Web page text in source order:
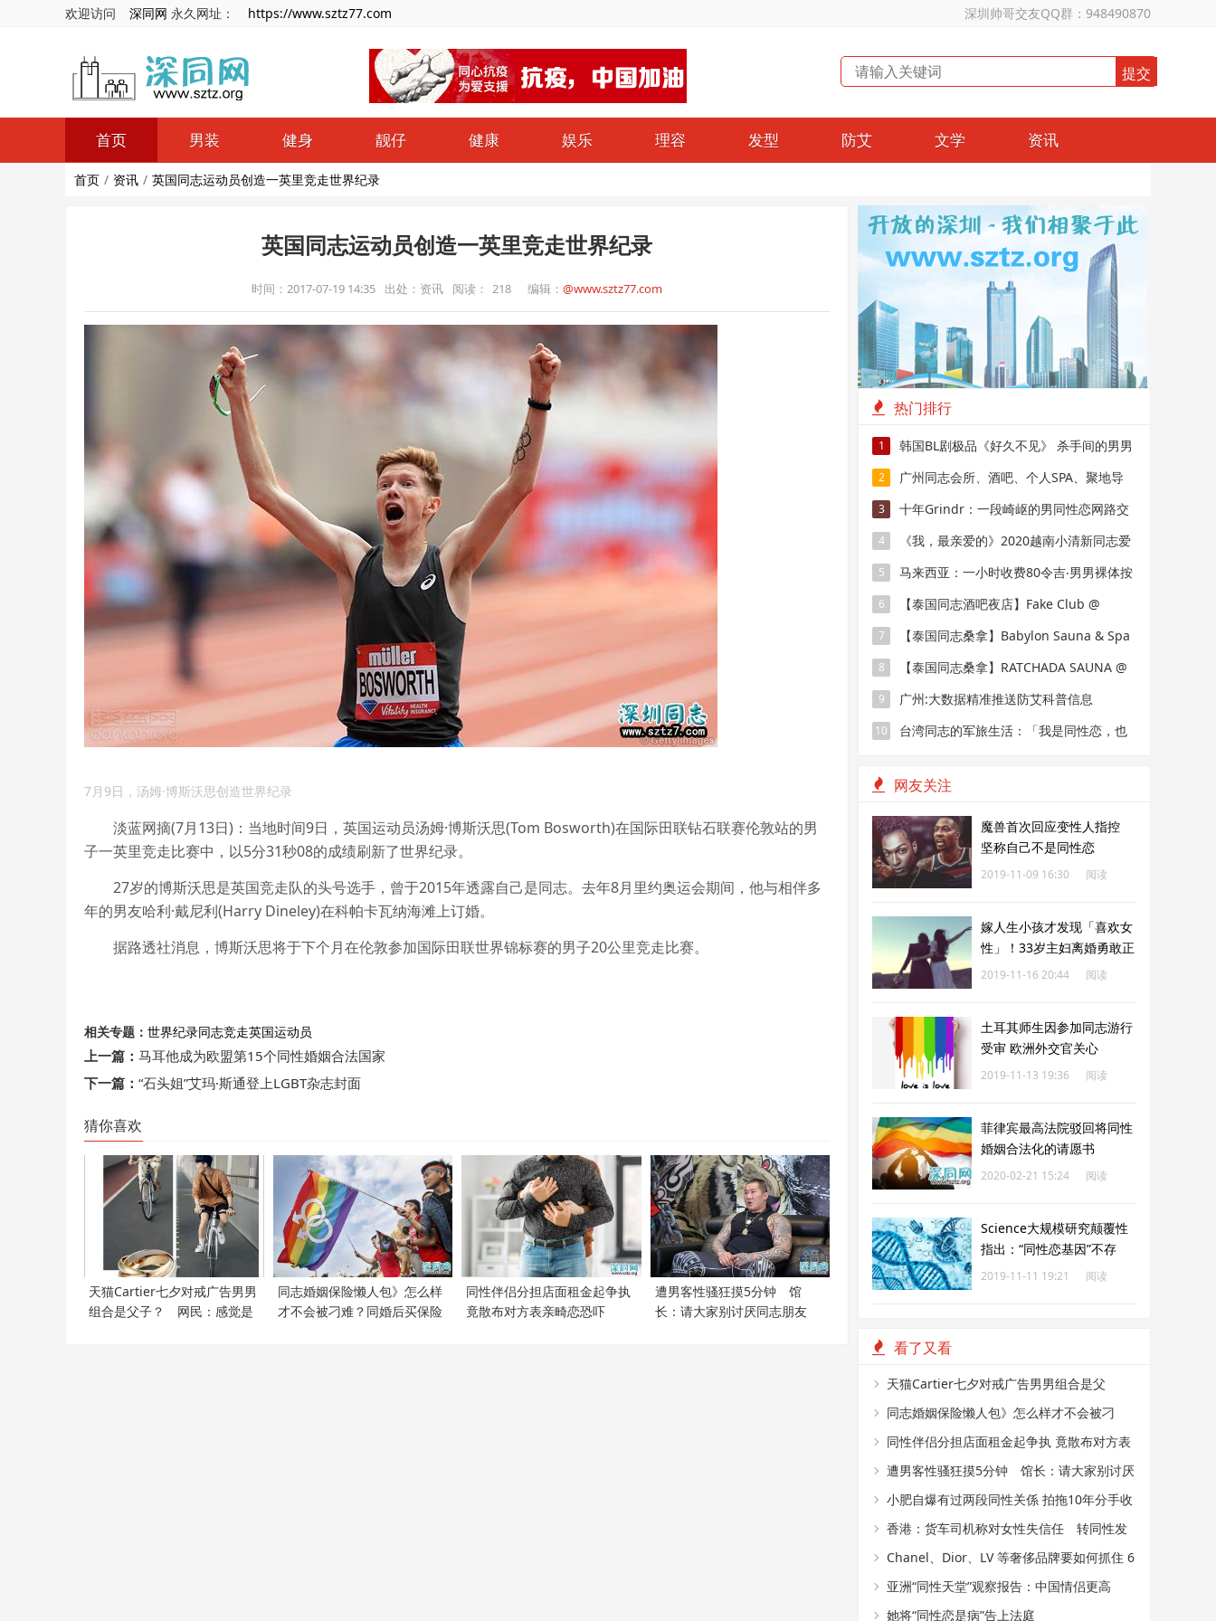
欢迎访问 深同网 永久网址： https://www.sztz77.com 深圳帅哥交友QQ群：948490870
首页 男装 健身 靓仔 健康 娱乐 理容 发型 防艾 文学 资讯
首页 资讯 英国同志运动员创造一英里竞走世界纪录
英国同志运动员创造一英里竞走世界纪录
时间：2017-07-19 14:35 出处：资讯 阅读： 218 编辑：@www.sztz77.com
7月9日，汤姆·博斯沃思创造世界纪录
淡蓝网摘(7月13日)：当地时间9日，英国运动员汤姆·博斯沃思(Tom Bosworth)在国际田联钻石联赛伦敦站的男
子一英里竞走比赛中，以5分31秒08的成绩刷新了世界纪录。
27岁的博斯沃思是英国竞走队的头号选手，曾于2015年透露自己是同志。去年8月里约奥运会期间，他与相伴多
年的男友哈利·戴尼利(Harry Dineley)在科帕卡瓦纳海滩上订婚。
据路透社消息，博斯沃思将于下个月在伦敦参加国际田联世界锦标赛的男子20公里竞走比赛。
相关专题： 世界纪录同志竞走英国运动员
上一篇： 马耳他成为欧盟第15个同性婚姻合法国家
下一篇： “石头姐”艾玛·斯通登上LGBT杂志封面
猜你喜欢
天猫Cartier七夕对戒广告男男
组合是父子？ 网民：感觉是
同志婚姻保险懒人包》怎么样
才不会被刁难？同婚后买保险
同性伴侣分担店面租金起争执
竟散布对方表亲畸恋恐吓
遭男客性骚狂摸5分钟 馆
长：请大家别讨厌同志朋友
热门排行
1
韩国BL剧极品《好久不见》 杀手间的男男
禁恋，要性命还是爱情？
2
广州同志会所、酒吧、个人SPA、聚地导
航
3
十年Grindr：一段崎岖的男同性恋网路交
友史
4
《我，最亲爱的》2020越南小清新同志爱
情电影！
5
马来西亚：一小时收费80令吉‧男男裸体按
摩辟新市场
6
【泰国同志酒吧夜店】Fake Club @
BKK：曼谷最棒的小鲜肉走秀
7
【泰国同志桑拿】Babylon Sauna & Spa
@ BKK：欧洲老年人和亚洲熊的俱乐部
8
【泰国同志桑拿】RATCHADA SAUNA @
BKK：更名后的R3 Sauna
9 广州:大数据精准推送防艾科普信息
10
台湾同志的军旅生活：「我是同性恋，也
网友关注
魔兽首次回应变性人指控
坚称自己不是同性恋
2019-11-09 16:30
阅读
嫁人生小孩才发现「喜欢女
性」！33岁主妇离婚勇敢正
视性取向
2019-11-16 20:44
阅读
土耳其师生因参加同志游行
受审 欧洲外交官关心
2019-11-13 19:36
阅读
菲律宾最高法院驳回将同性
婚姻合法化的请愿书
2020-02-21 15:24
阅读
Science大规模研究颠覆性
指出：“同性恋基因”不存
在？
2019-11-11 19:21
阅读
看了又看
天猫Cartier七夕对戒广告男男组合是父
子？ 网民：感觉是支持LGBT
同志婚姻保险懒人包》怎么样才不会被刁
难？同婚后买保险必知5件事
同性伴侣分担店面租金起争执 竟散布对方表
亲畸恋恐吓
遭男客性骚狂摸5分钟 馆长：请大家别讨厌
同志朋友
小肥自爆有过两段同性关係 拍拖10年分手收
场 伤心到爆
香港：货车司机称对女性失信任 转同性发
展兼与3男童肛交 囚7年半
Chanel、Dior、LV 等奢侈品牌要如何抓住 6
亿同性消费者？
亚洲“同性天堂”观察报告：中国情侣更高
调，变性人求职仍艰难
她将“同性恋是病”告上法庭